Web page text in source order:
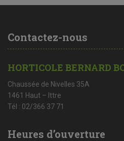
Contactez-nous
HORTICOLE BERNARD
Chaussée de Nivelles 35A
1461 Haut – Ittre
Tél : 02/366 37 71
Heures d’ouverture